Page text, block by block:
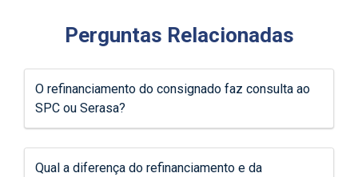
Perguntas Relacionadas
O refinanciamento do consignado faz consulta ao
SPC ou Serasa?
Qual a diferença do refinanciamento e da